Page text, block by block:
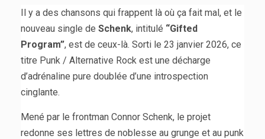
Il y a des chansons qui frappent là où ça fait mal, et le
nouveau single de Schenk, intitulé “Gifted
Program”, est de ceux-là. Sorti le 23 janvier 2026, ce
titre Punk / Alternative Rock est une décharge
d’adrénaline pure doublée d’une introspection
cinglante.
Mené par le frontman Connor Schenk, le projet
redonne ses lettres de noblesse au grunge et au punk